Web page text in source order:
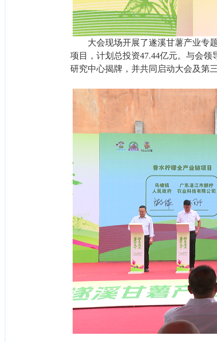
大会现场开展了遂溪甘薯产业专题
项目，计划总投资47.44亿元。与会
研究中心揭牌，并共同启动大会及第